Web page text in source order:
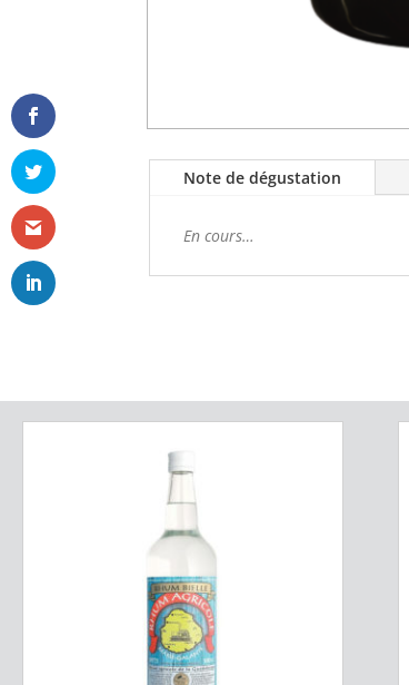
Note de dégustation
En cours…